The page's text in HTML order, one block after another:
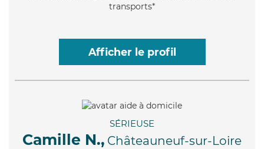
transports*
Afficher le profil
SÉRIEUSE
Camille N., Châteauneuf-sur-Loire